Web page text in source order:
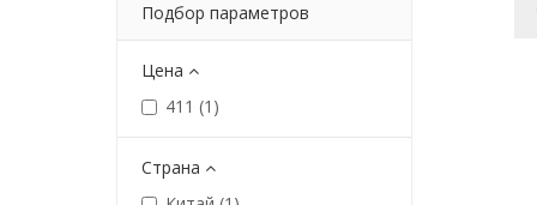
Подбор параметров
Цена
411 (1 )
Страна